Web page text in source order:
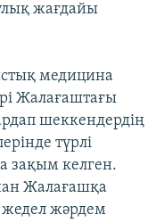
жағдайы
медицина
Жалағаштағы
шеккендердің
түрлі
зақым келген.
Жалағашқа
жедел жәрдем